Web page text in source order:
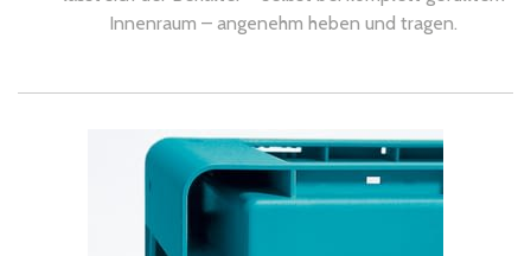
Innenraum – angenehm heben und tragen.